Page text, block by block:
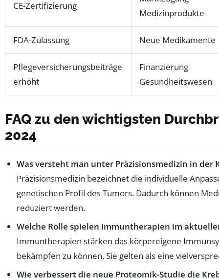
CE-Zertifizierung
Medizinprodukte
FDA-Zulassung Neue Medikamente
Pflegeversicherungsbeiträge
erhöht
Finanzierung
Gesundheitswesen
FAQ zu den wichtigsten
2024
Was versteht man unter Präzisionsmedizin in der
Präzisionsmedizin bezeichnet die individuelle
genetischen Profil des Tumors. Dadurch können
reduziert werden.
Welche Rolle spielen Immuntherapien im
Immuntherapien stärken das körpereigene
bekämpfen zu können. Sie gelten als eine
Wie verbessert die neue Proteomik-Studie die